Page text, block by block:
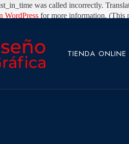
was called incorrectly.
WordPress for more information. (This
TIENDA ONLINE